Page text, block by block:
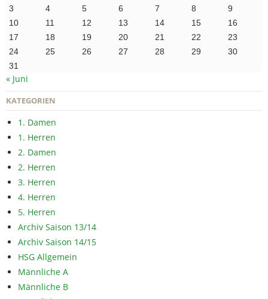
3
4 5 6 7 8
9
10
11 12 13 14 15
16
17
18 19 20 21 22
23
24
25 26 27 28 29
30
31
« Juni
KATEGORIEN
1. Damen
1. Herren
2. Damen
2. Herren
3. Herren
4. Herren
5. Herren
Archiv Saison 13/14
Archiv Saison 14/15
HSG Allgemein
Männliche A
Männliche B